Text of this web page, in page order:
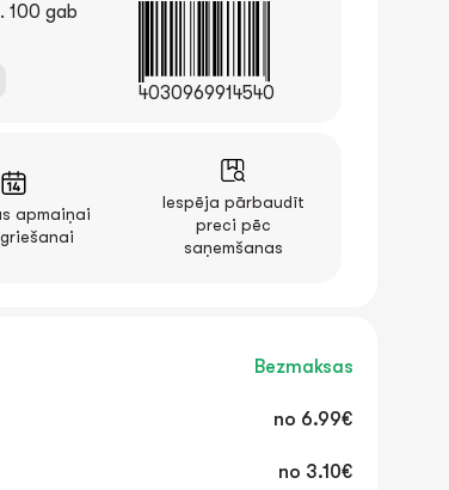
100 gab
4030969914540
apmaiņai
Iespēja pārbaudīt
preci pēc
saņemšanas
Bezmaksas
no 6.99€
no 3.10€